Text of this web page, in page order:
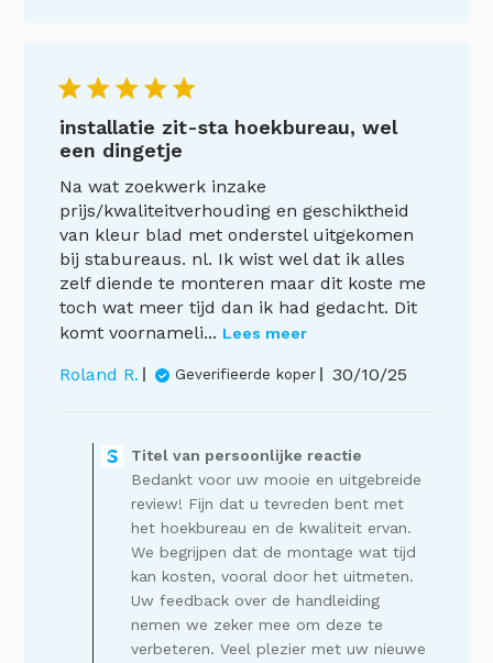
installatie zit-sta hoekbureau, wel
een dingetje
Na wat zoekwerk inzake
prijs/kwaliteitverhouding en geschiktheid
van kleur blad met onderstel uitgekomen
bij stabureaus. nl. Ik wist wel dat ik alles
zelf diende te monteren maar dit koste me
toch wat meer tijd dan ik had gedacht. Dit
komt voornameli... Lees meer
Roland R. Geverifieerde koper 30/10/25
de
winkelier
op
een
recensie
van
Titel
van
persoonlijke
reactie
Titel van persoonlijke reactie
Bedankt voor uw mooie en uitgebreide
review! Fijn dat u tevreden bent met
het hoekbureau en de kwaliteit ervan.
We begrijpen dat de montage wat tijd
kan kosten, vooral door het uitmeten.
Uw feedback over de handleiding
nemen we zeker mee om deze te
verbeteren. Veel plezier met uw nieuwe